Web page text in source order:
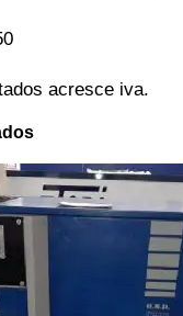
acresce iva.